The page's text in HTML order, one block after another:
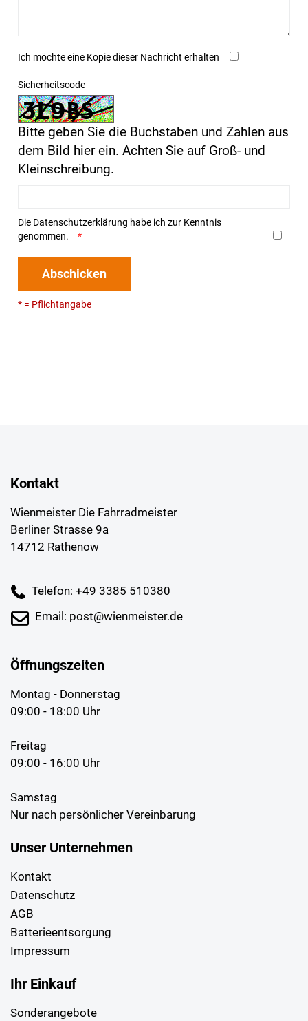
Ich möchte eine Kopie dieser Nachricht erhalten
Sicherheitscode
Bitte geben Sie die Buchstaben und Zahlen aus
dem Bild hier ein. Achten Sie auf Groß- und
Kleinschreibung.
Die Datenschutzerklärung habe ich zur Kenntnis
genommen.
Abschicken
* = Pflichtangabe
Kontakt
Wienmeister Die Fahrradmeister
Berliner Strasse 9a
14712 Rathenow
Telefon: +49 3385 510380
Email: post@wienmeister.de
Öffnungszeiten
Montag - Donnerstag
09:00 - 18:00 Uhr
Freitag
09:00 - 16:00 Uhr
Samstag
Nur nach persönlicher Vereinbarung
Unser Unternehmen
Kontakt
Datenschutz
AGB
Batterieentsorgung
Impressum
Ihr Einkauf
Sonderangebote